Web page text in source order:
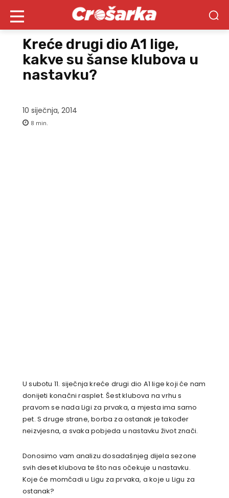
Kreće drugi dio A1 lige,
kakve su šanse klubova u
nastavku?
10 siječnja, 2014
8 min.
U subotu 11. siječnja kreće drugi dio A1 lige koji će nam
donijeti konačni rasplet. Šest klubova na vrhu s
pravom se nada Ligi za prvaka, a mjesta ima samo
pet. S druge strane, borba za ostanak je također
neizvjesna, a svaka pobjeda u nastavku život znači.
Donosimo vam analizu dosadašnjeg dijela sezone
svih deset klubova te što nas očekuje u nastavku.
Koje će momčadi u Ligu za prvaka, a koje u Ligu za
ostanak?